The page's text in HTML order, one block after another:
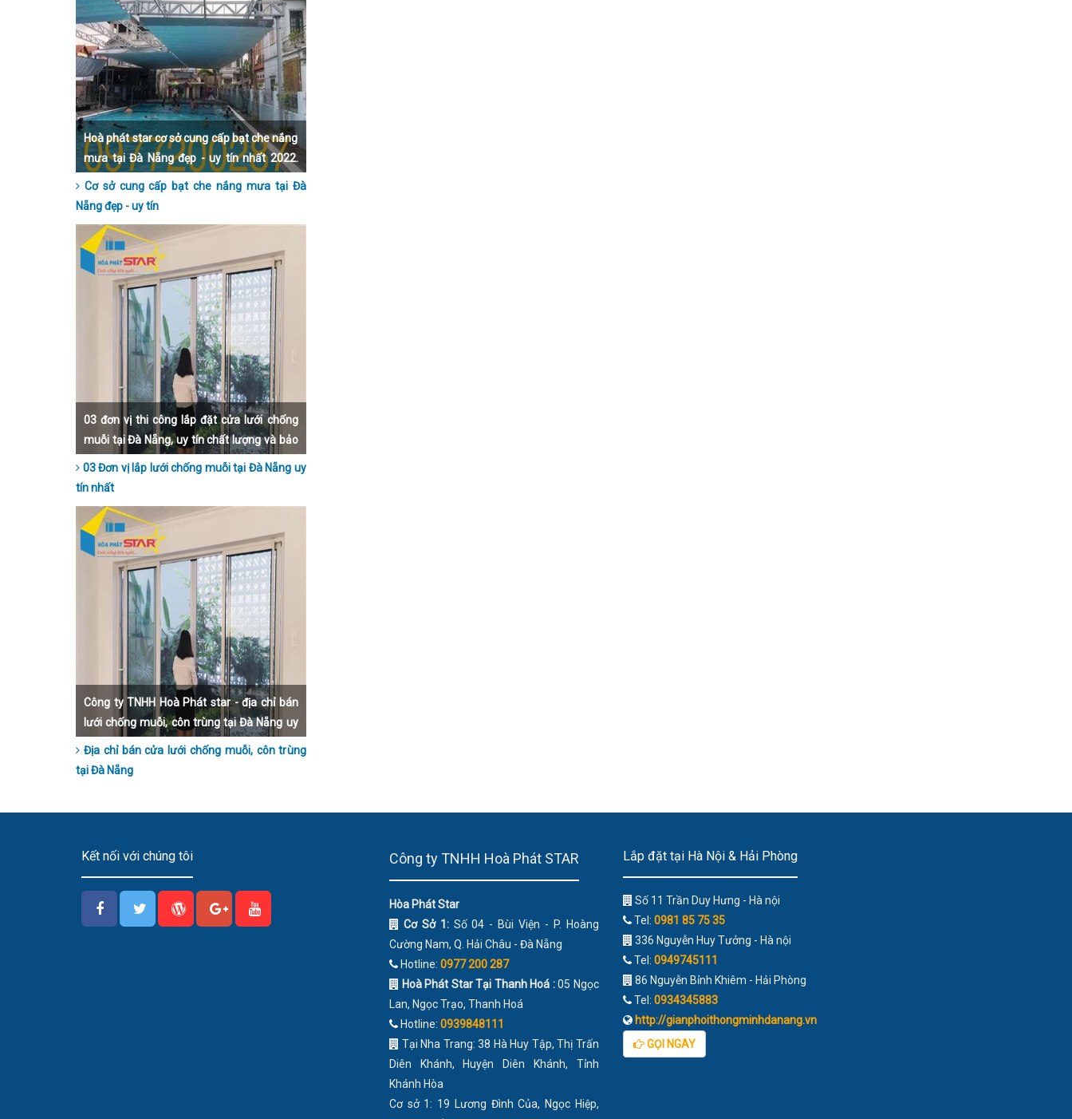
Hoà phát star cơ sở cung cấp bạt che nắng
mưa tại Đà Nẵng đẹp - uy tín nhất 2022.
Liên hệ qua số hotline 0977200287 để
được hỗ trợ trực tiếp và tận tình nhất nhé.
Cơ sở cung cấp bạt che nắng mưa tại Đà
Nẵng đẹp - uy tín
03 đơn vị thi công lắp đặt cửa lưới chống
muỗi tại Đà Nẵng, uy tín chất lượng và bảo
hành dài hạn nhất hiện nay. Hãy liên hệ để
được lắp đặt nhanh nhất, đẹp nhất và giá
03 Đơn vị lắp lưới chống muỗi tại Đà Nẵng uy
tín nhất
Công ty TNHH Hoà Phát star - địa chỉ bán
lưới chống muỗi, côn trùng tại Đà Nẵng uy
tín nhất hiện nay.
Địa chỉ bán cửa lưới chống muỗi, côn trùng
tại Đà Nẵng
Kết nối với chúng tôi Công ty TNHH Hoà Phát STAR
Hòa Phát Star
Cơ Sở 1: Số 04 - Bùi Viện - P. Hoàng
Cường Nam, Q. Hải Châu - Đà Nẵng
Hotline:0977 200 287
Hoà Phát Star Tại Thanh Hoá :05 Ngọc
Lan, Ngọc Trạo, Thanh Hoá
Hotline:0939848111
Tại Nha Trang: 38 Hà Huy Tập, Thị Trấn
Diên Khánh, Huyện Diên Khánh, Tỉnh
Khánh Hòa
Cơ sở 1: 19 Lương Đình Của, Ngọc Hiệp,
Lắp đặt tại Hà Nội & Hải Phòng
Số 11 Trần Duy Hưng - Hà nội
Tel: 0981 85 75 35
336 Nguyễn Huy Tưởng - Hà nội
Tel: 0949745111
86 Nguyễn Bỉnh Khiêm - Hải Phòng
Tel: 0934345883
http://gianphoithongminhdanang.vn
GỌI NGAY